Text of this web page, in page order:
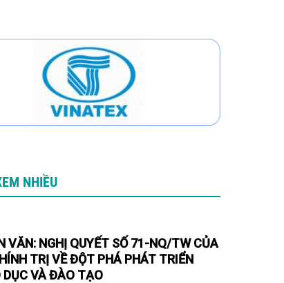
NHIỀU
VĂN: NGHỊ QUYẾT SỐ 71-NQ/TW CỦA
TRỊ VỀ ĐỘT PHÁ PHÁT TRIỂN
DỤC VÀ ĐÀO TẠO